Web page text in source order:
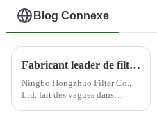
Blog Connexe
Fabricant leader de filtres automobiles--Ningbo Hongzhuo
Ningbo Hongzhuo Filter Co.,
Ltd. fait des vagues dans